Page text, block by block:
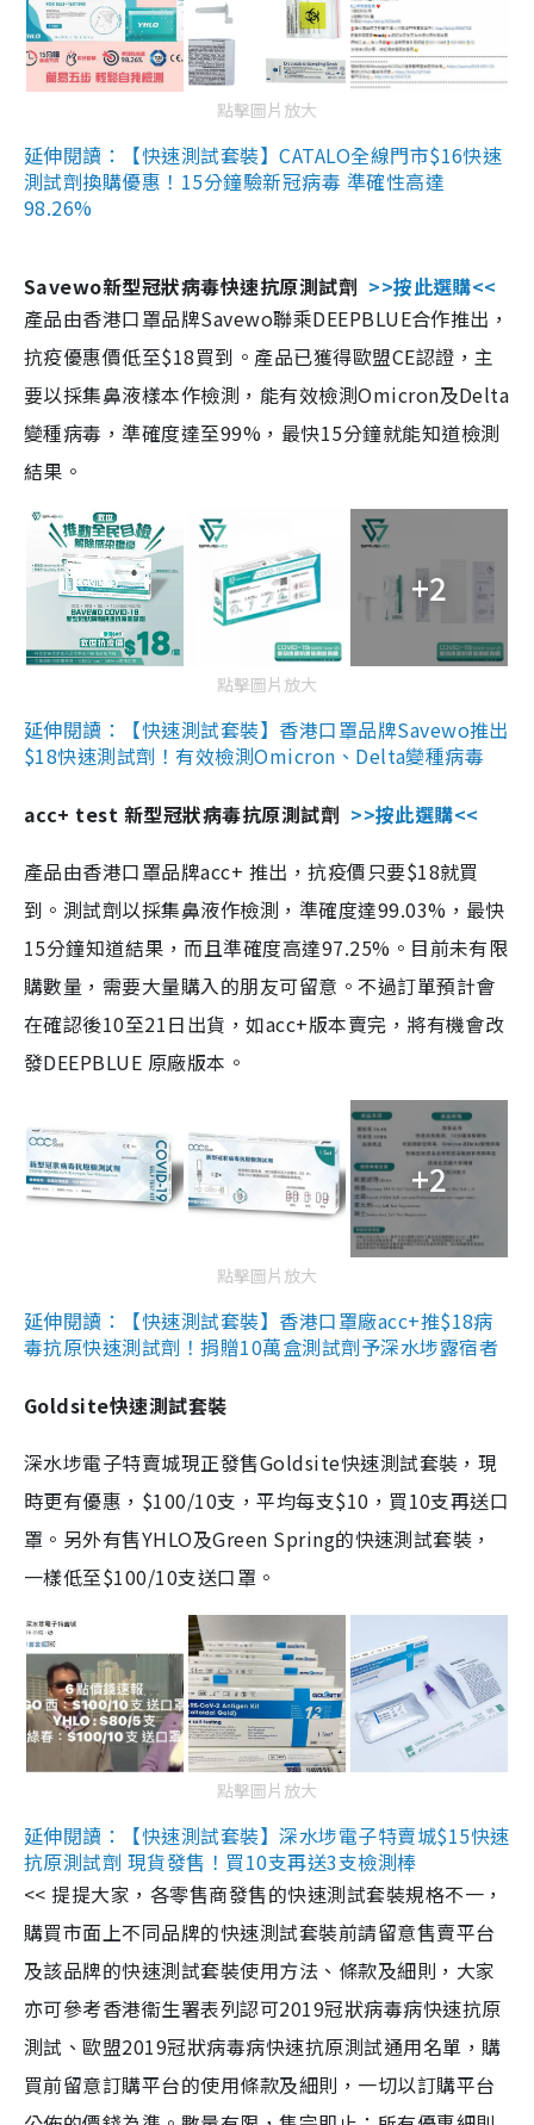
點擊圖片放大
延伸閱讀：【快速測試套裝】CATALO全線門市$16快速
測試劑換購優惠！15分鐘驗新冠病毒 準確性高達
98.26%
Savewo新型冠狀病毒快速抗原測試劑 >>按此選購<<
產品由香港口罩品牌Savewo聯乘DEEPBLUE合作推出，
抗疫優惠價低至$18買到。產品已獲得歐盟CE認證，主
要以採集鼻液樣本作檢測，能有效檢測Omicron及Delta
變種病毒，準確度達至99%，最快15分鐘就能知道檢測
結果。
+2
點擊圖片放大
延伸閱讀：【快速測試套裝】香港口罩品牌Savewo推出
$18快速測試劑！有效檢測Omicron、Delta變種病毒
acc+ test 新型冠狀病毒抗原測試劑 >>按此選購<<
產品由香港口罩品牌acc+ 推出，抗疫價只要$18就買
到。測試劑以採集鼻液作檢測，準確度達99.03%，最快
15分鐘知道結果，而且準確度高達97.25%。目前未有限
購數量，需要大量購入的朋友可留意。不過訂單預計會
在確認後10至21日出貨，如acc+版本賣完，將有機會改
發DEEPBLUE 原廠版本。
+2
點擊圖片放大
延伸閱讀：【快速測試套裝】香港口罩廠acc+推$18病
毒抗原快速測試劑！捐贈10萬盒測試劑予深水埗露宿者
Goldsite快速測試套裝
深水埗電子特賣城現正發售Goldsite快速測試套裝，現
時更有優惠，$100/10支，平均每支$10，買10支再送口
罩。另外有售YHLO及Green Spring的快速測試套裝，
一樣低至$100/10支送口罩。
點擊圖片放大
延伸閱讀：【快速測試套裝】深水埗電子特賣城$15快速
抗原測試劑 現貨發售！買10支再送3支檢測棒
<< 提提大家，各零售商發售的快速測試套裝規格不一，
購買市面上不同品牌的快速測試套裝前請留意售賣平台
及該品牌的快速測試套裝使用方法、條款及細則，大家
亦可參考香港衞生署表列認可2019冠狀病毒病快速抗原
測試、歐盟2019冠狀病毒病快速抗原測試通用名單，購
買前留意訂購平台的使用條款及細則，一切以訂購平台